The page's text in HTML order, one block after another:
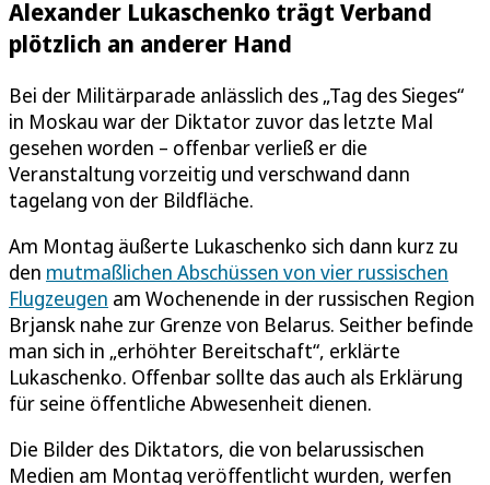
Alexander Lukaschenko trägt Verband
plötzlich an anderer Hand
Bei der Militärparade anlässlich des „Tag des Sieges“
in Moskau war der Diktator zuvor das letzte Mal
gesehen worden – offenbar verließ er die
Veranstaltung vorzeitig und verschwand dann
tagelang von der Bildfläche.
Am Montag äußerte Lukaschenko sich dann kurz zu
den mutmaßlichen Abschüssen von vier russischen
Flugzeugen am Wochenende in der russischen Region
Brjansk nahe zur Grenze von Belarus. Seither befinde
man sich in „erhöhter Bereitschaft“, erklärte
Lukaschenko. Offenbar sollte das auch als Erklärung
für seine öffentliche Abwesenheit dienen.
Die Bilder des Diktators, die von belarussischen
Medien am Montag veröffentlicht wurden, werfen